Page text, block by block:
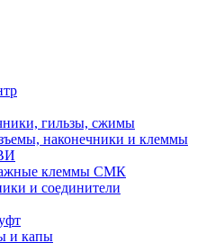
гильзы, сжимы
наконечники и клеммы
клеммы СМК
и соединители
и капы